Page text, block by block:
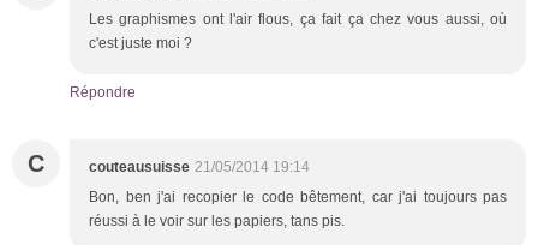
Les graphismes ont l'air flous, ça fait ça chez vous aussi, où
c'est juste moi ?
Répondre
C couteausuisse 21/05/2014 19:14
Bon, ben j'ai recopier le code bêtement, car j'ai toujours pas
réussi à le voir sur les papiers, tans pis.